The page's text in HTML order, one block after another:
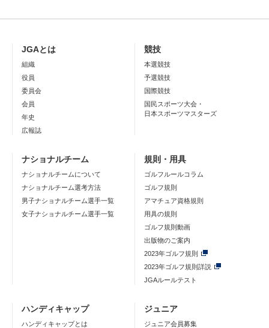
JGAとは
組織
役員
委員会
会員
年史
広報誌
競技
本選競技
予選競技
国際競技
国民スポーツ大会・
日本スポーツマスターズ
ナショナルチーム
ナショナルチームについて
ナショナルチーム選考方法
男子ナショナルチーム選手一覧
女子ナショナルチーム選手一覧
規則・用具
ゴルフルールコラム
ゴルフ規則
アマチュア資格規則
用具の規則
ゴルフ規則動画
出版物のご案内
2023年ゴルフ規則
2023年ゴルフ規則詳説
JGAルールテスト
ハンディキャップ
ハンディキャップとは
ジュニア
ジュニア会員募集